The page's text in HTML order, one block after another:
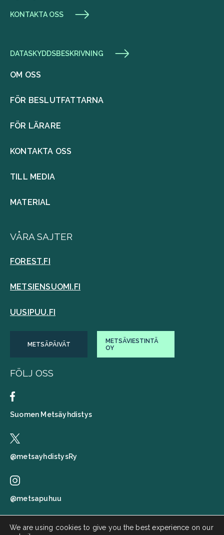
KONTAKTA OSS
DATASKYDDSBESKRIVNING
OM OSS
FÖR BESLUTFATTARNA
FÖR LÄRARE
KONTAKTA OSS
TILL MEDIA
MATERIAL
VÅRA SAJTER
FOREST.FI
METSIENSUOMI.FI
UUSIPUU.FI
METSÄPÄIVÄT
METSÄVIESTINTÄ
OY
FÖLJ OSS
Suomen Metsäyhdistys
@metsayhdistysRy
@metsapuhuu
We are using cookies to give you the best experience on our